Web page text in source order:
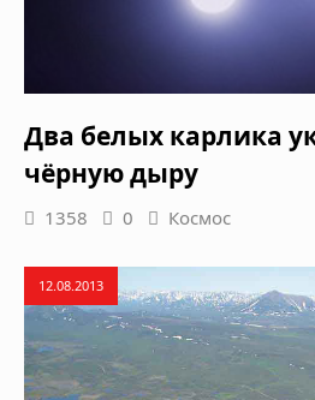
Два белых карлика
чёрную дыру
1358 0 Космос
12.08.2013